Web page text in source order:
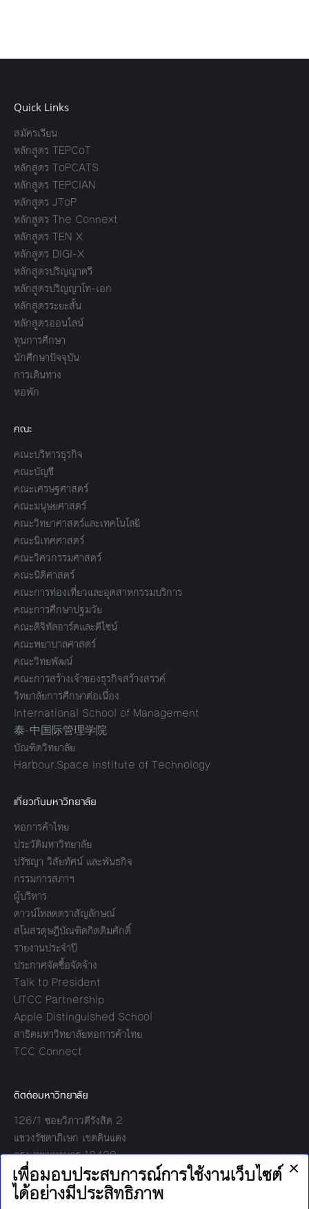
Quick Links
สมัครเรียน
หลักสูตร TEPCoT
หลักสูตร ToPCATS
หลักสูตร TEPCIAN
หลักสูตร JToP
หลักสูตร The Connext
หลักสูตร TEN X
หลักสูตร DIGI-X
หลักสูตรปริญญาตรี
หลักสูตรปริญญาโท-เอก
หลักสูตรระยะสั้น
หลักสูตรออนไลน์
ทุนการศึกษา
นักศึกษาปัจจุบัน
การเดินทาง
หอพัก
คณะ
คณะบริหารธุรกิจ
คณะบัญชี
คณะเศรษฐศาสตร์
คณะมนุษยศาสตร์
คณะวิทยาศาสตร์และเทคโนโลยี
คณะนิเทศศาสตร์
คณะวิศวกรรมศาสตร์
คณะนิติศาสตร์
คณะการท่องเที่ยวและอุตสาหกรรมบริการ
คณะการศึกษาปฐมวัย
คณะดิจิทัลอาร์ตและดีไซน์
คณะพยาบาลศาสตร์
คณะวิทยพัฒน์
คณะการสร้างเจ้าของธุรกิจสร้างสรรค์
วิทยาลัยการศึกษาต่อเนื่อง
International School of Management
泰-中国际管理学院
บัณฑิตวิทยาลัย
Harbour.Space Institute of Technology
เกี่ยวกับมหาวิทยาลัย
หอการค้าไทย
ประวัติมหาวิทยาลัย
ปรัชญา วิสัยทัศน์ และพันธกิจ
กรรมการสภาฯ
ผู้บริหาร
ดาวน์โหลดตราสัญลักษณ์
สโมสรดุษฎีบัณฑิตกิตติมศักดิ์
รายงานประจำปี
ประกาศจัดซื้อจัดจ้าง
Talk to President
UTCC Partnership
Apple Distinguished School
สาธิตมหาวิทยาลัยหอการค้าไทย
TCC Connect
ติดต่อมหาวิทยาลัย
126/1 ซอยวิภาวดีรังสิต 2
แขวงรัชดาภิเษก เขตดินแดง
กรุงเทพมหานคร 10400
โทร:
02-697-6000